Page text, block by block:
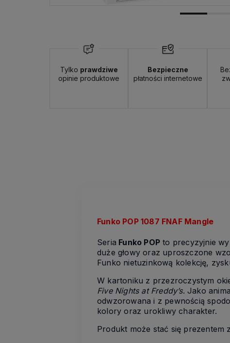
Tylko prawdziwe
opinie produktowe
Bezpieczne
płatności internetowe
Funko POP 1087 FNAF Mangle
Seria Funko POP to precyzyjnie
duże głowy oraz uproszczone
Funko nietuzinkową kolekcję,
W kartoniku z przezroczystym
Five Nights at Freddy’s. Jako
odwzorowana i z pewnością
kolory oraz urokliwy charakter.
Produkt może stać się prezentem